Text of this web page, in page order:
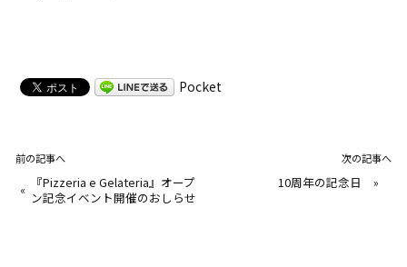
Pocket
前の記事へ
«
『Pizzeria e Gelateria』オープ
ン記念イベント開催のおしらせ
次の記事へ
10周年の記念日 »